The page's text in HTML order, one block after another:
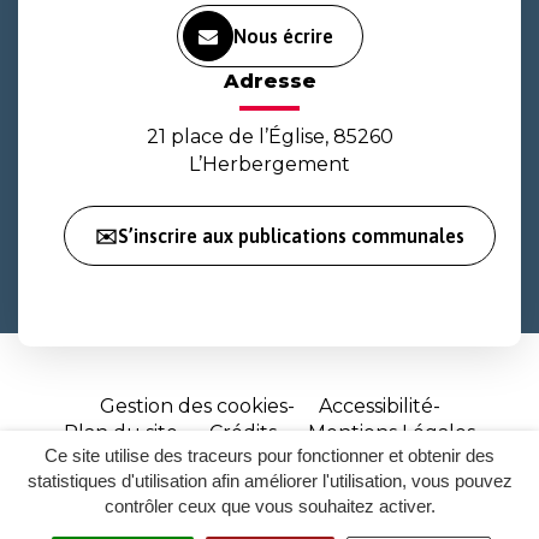
Ce site utilise des traceurs pour fonctionner et obtenir des
statistiques d'utilisation afin améliorer l'utilisation, vous pouvez
contrôler ceux que vous souhaitez activer.
Nous écrire
Adresse
21 place de l’Église, 85260
L’Herbergement
✉️S’inscrire aux publications communales
Gestion des cookies
Accessibilité
Plan du site
Crédits
Mentions Légales
Site
réalisé
par